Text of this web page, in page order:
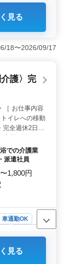
ン介護士を
広い業務を
します。経
の勤務も可
日で、メリ
仕事を両立
キャリアア
がら、自身
見る
18〜2026/09/17
護〉完
［ お仕事内容
イレへの移動
完全週休2日制
での介護業
派遣社員
1,800円
車通勤OK
派遣社員
見る